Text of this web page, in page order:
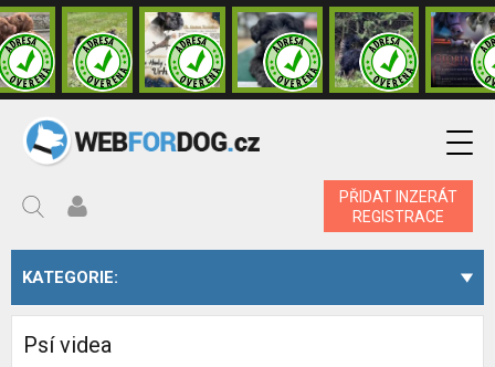
PŘIDAT INZERÁT
REGISTRACE
KATEGORIE:
Psí videa